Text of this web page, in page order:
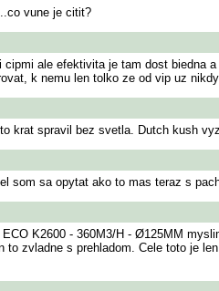
vune je citit?
ale efektivita je tam dost biedna
k nemu len tolko ze od vip uz
krat spravil bez svetla. Dutch kush
som sa opytat ako to mas teraz s
K2600 - 360M3/H - Ø125MM
to zvladne s prehladom. Cele toto je